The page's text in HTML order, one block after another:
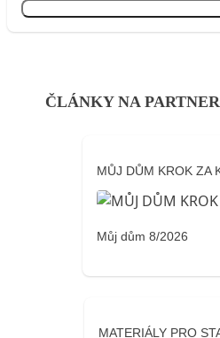
ČLÁNKY NA
MŮJ DŮM KROK ZA
Můj dům 8/2026
MATERIÁLY PRO